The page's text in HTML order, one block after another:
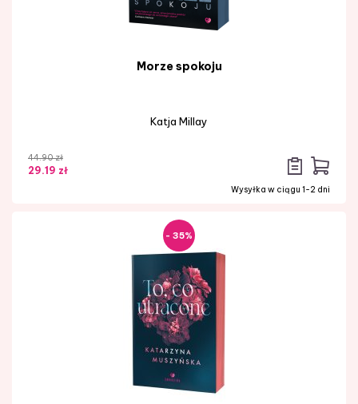
Morze spokoju
Katja Millay
44.90 zł
29.19 zł
Wysyłka w ciągu 1-2 dni
- 35%